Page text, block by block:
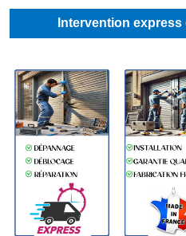
Intervention